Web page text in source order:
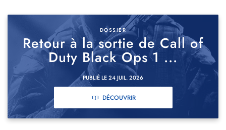
DOSSIER
Retour à la sortie de Call of
Duty Black Ops 1 ...
PUBLIÉ LE 24 JUIL. 2026
DÉCOUVRIR